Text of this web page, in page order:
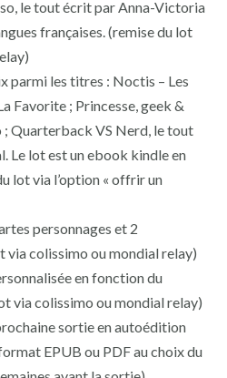
le tout écrit par Anna-Victoria
françaises. (remise du lot
parmi les titres : Noctis – Les
Favorite ; Princesse, geek &
; Quarterback VS Nerd, le tout
Le lot est un ebook kindle en
lot via l’option « offrir un
personnages et 2
via colissimo ou mondial relay)
en fonction du
via colissimo ou mondial relay)
sortie en autoédition
EPUB ou PDF au choix du